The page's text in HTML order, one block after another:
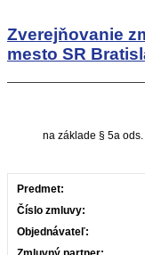
Zverejňovanie
mesto SR
na základe § 5a
Predmet:
Číslo zmluvy:
Objednávateľ: